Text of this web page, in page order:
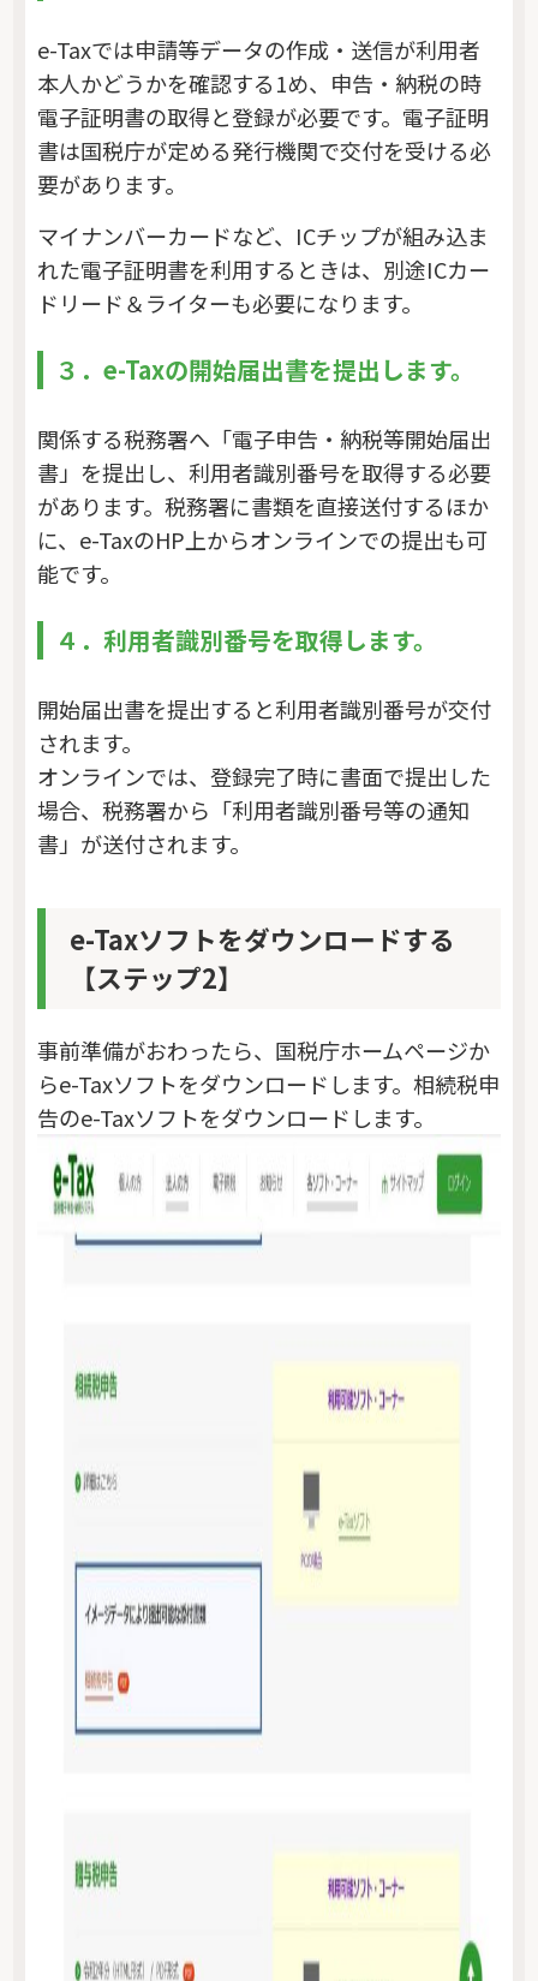
e-Taxでは申請等データの作成・送信が利用者
本人かどうかを確認する1め、申告・納税の時
電子証明書の取得と登録が必要です。電子証明
書は国税庁が定める発行機関で交付を受ける必
要があります。
マイナンバーカードなど、ICチップが組み込ま
れた電子証明書を利用するときは、別途ICカー
ドリード＆ライターも必要になります。
３．e-Taxの開始届出書を提出します。
関係する税務署へ「電子申告・納税等開始届出
書」を提出し、利用者識別番号を取得する必要
があります。税務署に書類を直接送付するほか
に、e-TaxのHP上からオンラインでの提出も可
能です。
４．利用者識別番号を取得します。
開始届出書を提出すると利用者識別番号が交付
されます。
オンラインでは、登録完了時に書面で提出した
場合、税務署から「利用者識別番号等の通知
書」が送付されます。
e-Taxソフトをダウンロードする
【ステップ2】
事前準備がおわったら、国税庁ホームページか
らe-Taxソフトをダウンロードします。相続税申
告のe-Taxソフトをダウンロードします。